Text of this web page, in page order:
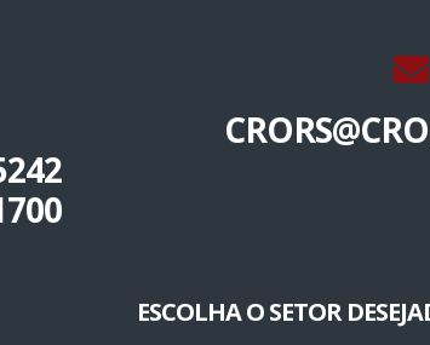
ESCOLHA O SETOR